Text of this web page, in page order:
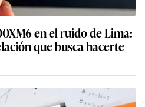
en el ruido de Lima:
que busca hacerte